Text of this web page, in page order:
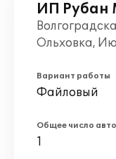
ИП Рубан
Ольховка,
Вариант работы
Файловый
Общее число
1